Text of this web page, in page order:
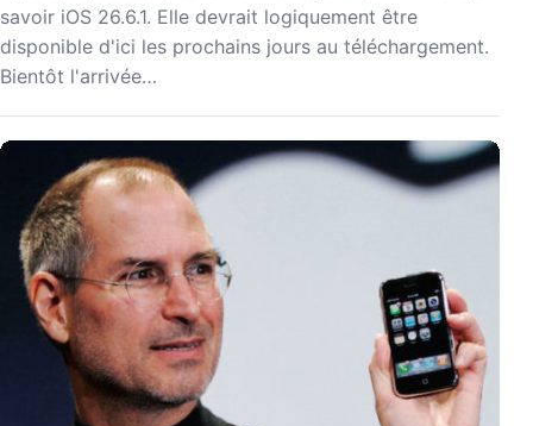
savoir iOS 26.6.1. Elle devrait logiquement être
disponible d'ici les prochains jours au téléchargement.
Bientôt l'arrivée…